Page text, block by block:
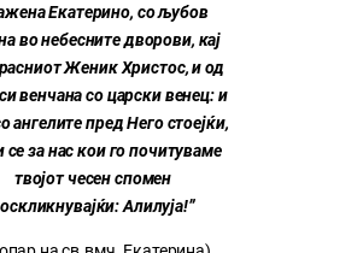
Екатерино, со љубов
во небесните дворови, кај
Женик Христос, и од
венчана со царски венец: и
ангелите пред Него стоејќи,
се за нас кои го почитуваме
твојот чесен спомен
Алилуја!”